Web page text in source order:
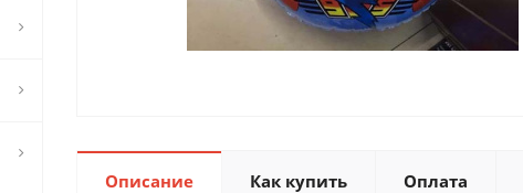
Описание Как купить Оплата